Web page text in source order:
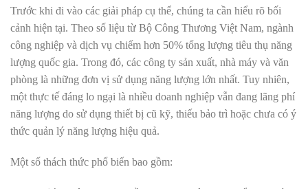
Trước khi đi vào các giải pháp cụ thể, chúng ta cần hiểu rõ bối
cảnh hiện tại. Theo số liệu từ Bộ Công Thương Việt Nam, ngành
công nghiệp và dịch vụ chiếm hơn 50% tổng lượng tiêu thụ năng
lượng quốc gia. Trong đó, các công ty sản xuất, nhà máy và văn
phòng là những đơn vị sử dụng năng lượng lớn nhất. Tuy nhiên,
một thực tế đáng lo ngại là nhiều doanh nghiệp vẫn đang lãng phí
năng lượng do sử dụng thiết bị cũ kỹ, thiếu bảo trì hoặc chưa có ý
thức quản lý năng lượng hiệu quả.
Một số thách thức phổ biến bao gồm: